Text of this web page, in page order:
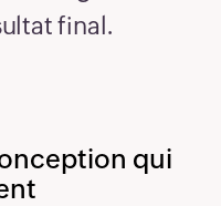
final.
qui